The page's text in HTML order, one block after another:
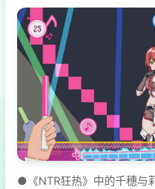
●《NTR狂热》中的千穗与